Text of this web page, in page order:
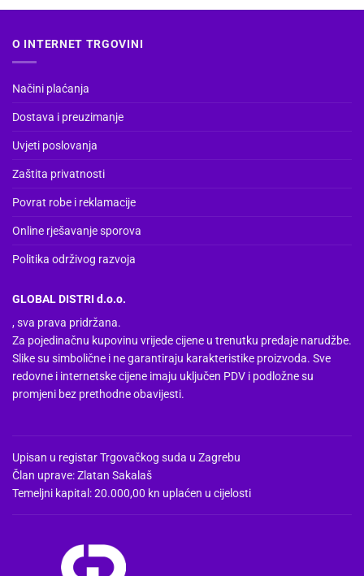
O INTERNET TRGOVINI
Načini plaćanja
Dostava i preuzimanje
Uvjeti poslovanja
Zaštita privatnosti
Povrat robe i reklamacije
Online rješavanje sporova
Politika održivog razvoja
GLOBAL DISTRI d.o.o.
, sva prava pridržana.
Za pojedinačnu kupovinu vrijede cijene u trenutku predaje narudžbe.
Slike su simbolične i ne garantiraju karakteristike proizvoda. Sve
redovne i internetske cijene imaju uključen PDV i podložne su
promjeni bez prethodne obavijesti.
Upisan u registar Trgovačkog suda u Zagrebu
Član uprave: Zlatan Sakalaš
Temeljni kapital: 20.000,00 kn uplaćen u cijelosti